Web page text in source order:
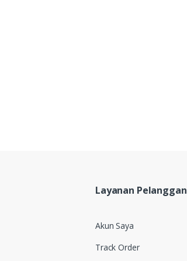
Layanan Pelanggan
Akun Saya
Track Order